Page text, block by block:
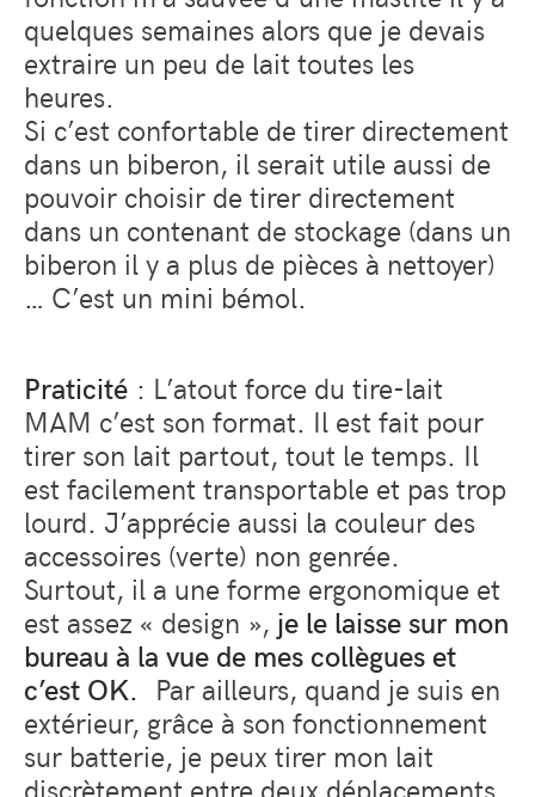
quelques semaines alors que je devais
extraire un peu de lait toutes les
heures.
Si c’est confortable de tirer directement
dans un biberon, il serait utile aussi de
pouvoir choisir de tirer directement
dans un contenant de stockage (dans un
biberon il y a plus de pièces à nettoyer)
… C’est un mini bémol.
Praticité : L’atout force du tire-lait
MAM c’est son format. Il est fait pour
tirer son lait partout, tout le temps. Il
est facilement transportable et pas trop
lourd. J’apprécie aussi la couleur des
accessoires (verte) non genrée.
Surtout, il a une forme ergonomique et
est assez « design », je le laisse sur mon
bureau à la vue de mes collègues et
c’est OK. Par ailleurs, quand je suis en
extérieur, grâce à son fonctionnement
sur batterie, je peux tirer mon lait
discrètement entre deux déplacements.